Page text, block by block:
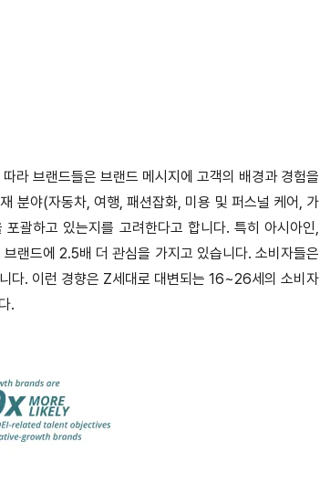
라 브랜드들은 브랜드 메시지에 고객의 배경과 경험을
분야(자동차, 여행, 패션잡화, 미용 및 퍼스널 케어, 가
괄하고 있는지를 고려한다고 합니다. 특히 아시아인,
랜드에 2.5배 더 관심을 가지고 있습니다. 소비자들은
다. 이런 경향은 Z세대로 대변되는 16~26세의 소비자
.